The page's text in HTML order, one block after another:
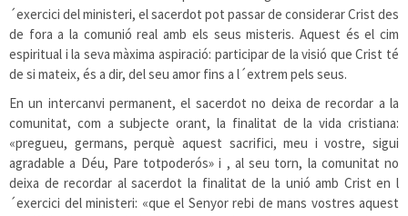
´exercici del ministeri, el sacerdot pot passar de considerar Crist des
de fora a la comunió real amb els seus misteris. Aquest és el cim
espiritual i la seva màxima aspiració: participar de la visió que Crist té
de si mateix, és a dir, del seu amor fins a l´extrem pels seus.
En un intercanvi permanent, el sacerdot no deixa de recordar a la
comunitat, com a subjecte orant, la finalitat de la vida cristiana:
«pregueu, germans, perquè aquest sacrifici, meu i vostre, sigui
agradable a Déu, Pare totpoderós» i , al seu torn, la comunitat no
deixa de recordar al sacerdot la finalitat de la unió amb Crist en l
´exercici del ministeri: «que el Senyor rebi de mans vostres aquest